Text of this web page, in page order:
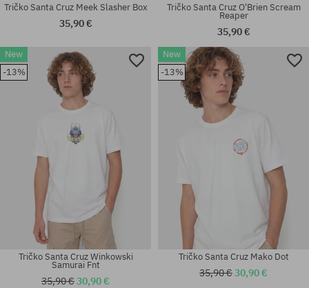
Dostupné veľkosti:
M; L; XL
Dostupné veľkosti:
M; L; XL
Tričko Santa Cruz Meek Slasher Box
35,90 €
Tričko Santa Cruz O'Brien Scream
Reaper
35,90 €
New
-13%
Tričko Santa Cruz Winkowski
Samurai Fnt
35,90 €30,90 €
New
-13%
Tričko Santa Cruz Mako Dot
35,90 €30,90 €